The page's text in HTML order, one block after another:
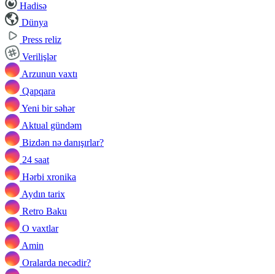
Hadisə
Dünya
Press reliz
Verilişlər
Arzunun vaxtı
Qapqara
Yeni bir səhər
Aktual gündəm
Bizdən nə danışırlar?
24 saat
Hərbi xronika
Aydın tarix
Retro Baku
O vaxtlar
Amin
Oralarda necədir?